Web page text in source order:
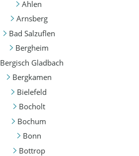
Ahlen
Arnsberg
Bad Salzuflen
Bergheim
Bergisch Gladbach
Bergkamen
Bielefeld
Bocholt
Bochum
Bonn
Bottrop